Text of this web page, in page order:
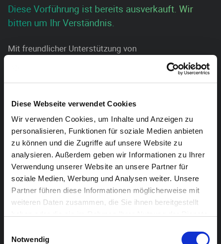
Diese Webseite verwendet Cookies
Wir verwenden Cookies, um Inhalte und Anzeigen zu
personalisieren, Funktionen für soziale Medien anbieten
zu können und die Zugriffe auf unsere Website zu
analysieren. Außerdem geben wir Informationen zu Ihrer
Verwendung unserer Website an unsere Partner für
soziale Medien, Werbung und Analysen weiter. Unsere
Partner führen diese Informationen möglicherweise mit
weiteren Daten zusammen, die Sie ihnen bereitgestellt
Notwendig
Diese Vorführung ist bereits ausverkauft. Wir
bitten um Ihr Verständnis.
Mit freundlicher Unterstützung von
Im Rahmen von Theater Starter